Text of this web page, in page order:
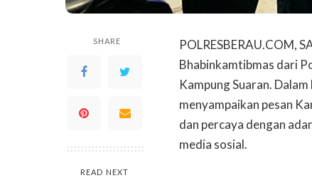
SHARE
READ NEXT
POLRESBERAU.COM,
Bhabinkamtibmas dari
Kampung Suaran.
menyampaikan pesan
dan percaya dengan
media sosial.